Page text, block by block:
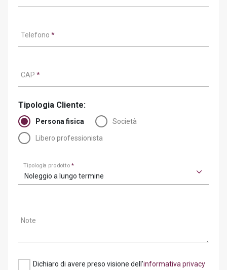
Telefono *
CAP *
Tipologia Cliente:
Persona fisica Società
Libero professionista
Tipologia prodotto*
Noleggio a lungo termine
Note
Dichiaro di avere preso visione dell’informativa privacy